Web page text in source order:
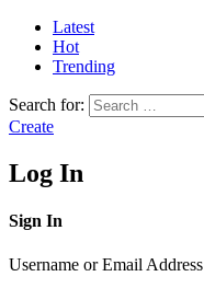
Latest
Hot
Trending
Search for:
Create
Log In
Sign In
Username or Email Address